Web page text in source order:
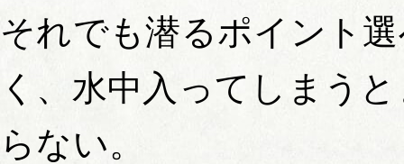
それでも潜るポイント
く、水中入ってしまう
らない。